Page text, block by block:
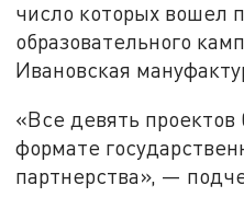
число которых вошел
образовательного
Ивановская
«Все девять проектов
формате
партнерства», —